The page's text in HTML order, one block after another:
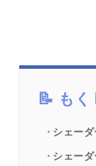
もく
シェー
シェー